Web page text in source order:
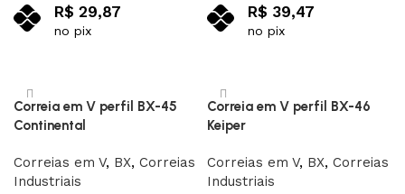
R$ 29,87
no pix
R$ 39,47
no pix
Correia em V perfil BX-45
Continental
Correias em V, BX, Correias
Industriais
Correia em V perfil BX-46
Keiper
Correias em V, BX, Correias
Industriais